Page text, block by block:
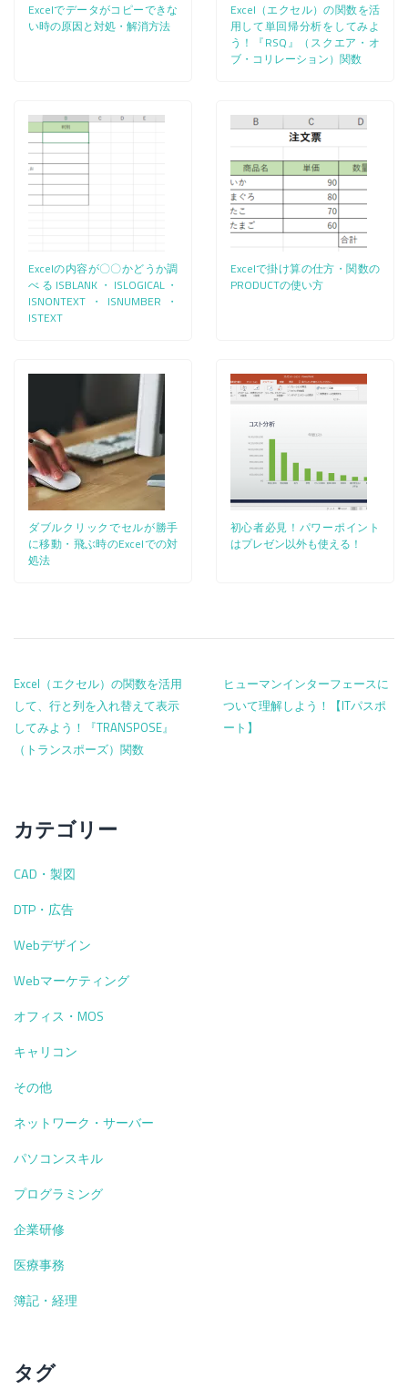
Excelでデータがコピーできな
い時の原因と対処・解消方法
Excel（エクセル）の関数を活
用して単回帰分析をしてみよ
う！『RSQ』（スクエア・オ
ブ・コリレーション）関数
Excelの内容が〇〇かどうか調
べるISBLANK・ISLOGICAL・
ISNONTEXT・ISNUMBER・
ISTEXT
Excelで掛け算の仕方・関数の
PRODUCTの使い方
ダブルクリックでセルが勝手
に移動・飛ぶ時のExcelでの対
処法
初心者必見！パワーポイント
はプレゼン以外も使える！
Excel（エクセル）の関数を活用
して、行と列を入れ替えて表示
してみよう！『TRANSPOSE』
（トランスポーズ）関数
ヒューマンインターフェースに
ついて理解しよう！【ITパスポ
ート】
カテゴリー
CAD・製図
DTP・広告
Webデザイン
Webマーケティング
オフィス・MOS
キャリコン
その他
ネットワーク・サーバー
パソコンスキル
プログラミング
企業研修
医療事務
簿記・経理
タグ